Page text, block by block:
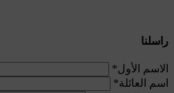
راسلنا
الاسم الأول*
اسم العائلة*